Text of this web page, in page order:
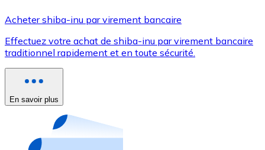
Utilisez les cartes Visa et Mastercard pour acheter
Acheter avec carte
Nouveau
Achetez des cartes-cadeaux de vos marques
Acheter shiba-inu par virement bancaire
Effectuez votre achat de shiba-inu par virement bancaire
traditionnel rapidement et en toute sécurité.
En savoir plus